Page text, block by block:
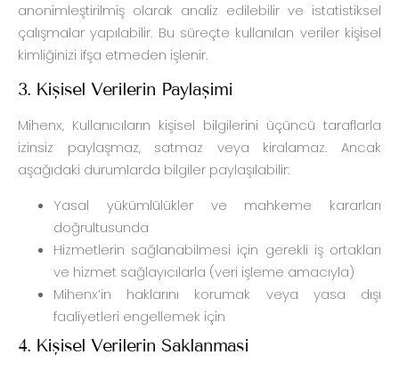
anonimleştirilmiş olarak analiz edilebilir ve istatistiksel
çalışmalar yapılabilir. Bu süreçte kullanılan veriler kişisel
kimliğinizi ifşa etmeden işlenir.
3. Kişisel Verilerin Paylaşımı
Mihenx, Kullanıcıların kişisel bilgilerini üçüncü taraflarla
izinsiz paylaşmaz, satmaz veya kiralamaz. Ancak
aşağıdaki durumlarda bilgiler paylaşılabilir:
Yasal yükümlülükler ve mahkeme kararları
doğrultusunda
Hizmetlerin sağlanabilmesi için gerekli iş ortakları
ve hizmet sağlayıcılarla (veri işleme amacıyla)
Mihenx’in haklarını korumak veya yasa dışı
faaliyetleri engellemek için
4. Kişisel Verilerin Saklanması